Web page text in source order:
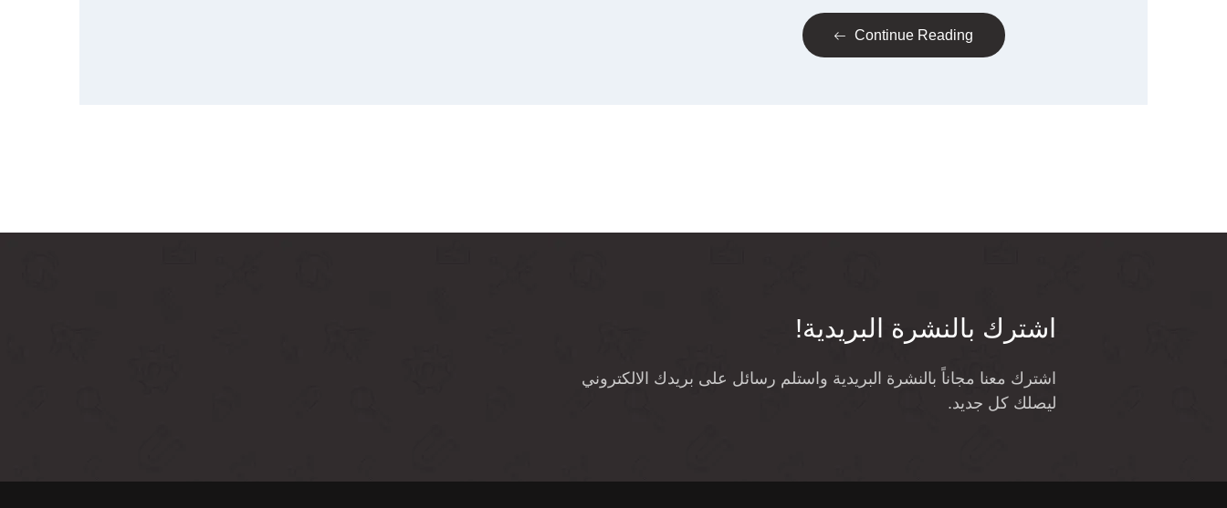
Continue Reading
اشترك بالنشرة البريدية!
اشترك معنا مجاناً بالنشرة البريدية واستلم رسائل على بريدك الالكتروني
ليصلك كل جديد.